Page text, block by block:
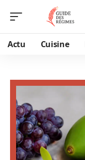
Actu Cuisine